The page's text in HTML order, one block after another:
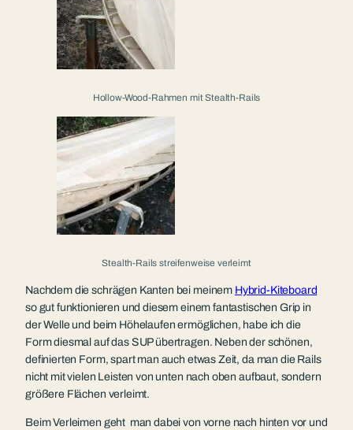
Hollow-Wood-Rahmen mit Stealth-Rails
Stealth-Rails streifenweise verleimt
Nachdem die schrägen Kanten bei meinem Hybrid-Kiteboard
so gut funktionieren und diesem einem fantastischen Grip in
der Welle und beim Höhelaufen ermöglichen, habe ich die
Form diesmal auf das SUP übertragen. Neben der schönen,
definierten Form, spart man auch etwas Zeit, da man die Rails
nicht mit vielen Leisten von unten nach oben aufbaut, sondern
größere Flächen verleimt.
Beim Verleimen geht man dabei von vorne nach hinten vor und